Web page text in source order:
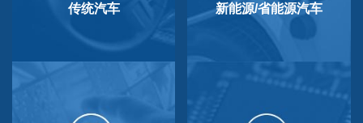
传统汽车 新能源/省能源汽车